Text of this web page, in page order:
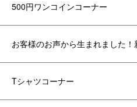
500円ワンコインコーナー
お客様のお声から生まれました！
Tシャツコーナー